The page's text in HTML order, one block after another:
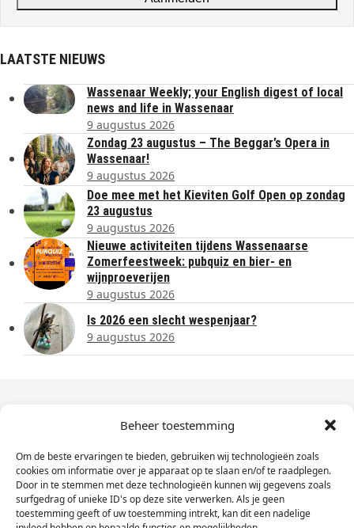
Beheer toestemming
Om de beste ervaringen te bieden, gebruiken wij technologieën zoals
cookies om informatie over je apparaat op te slaan en/of te raadplegen.
Door in te stemmen met deze technologieën kunnen wij gegevens zoals
surfgedrag of unieke ID's op deze site verwerken. Als je geen
toestemming geeft of uw toestemming intrekt, kan dit een nadelige
LAATSTE NIEUWS
Wassenaar Weekly; your English digest of local
news and life in Wassenaar
9 augustus 2026
Zondag 23 augustus – The Beggar’s Opera in
Wassenaar!
9 augustus 2026
Doe mee met het Kieviten Golf Open op zondag
23 augustus
9 augustus 2026
Nieuwe activiteiten tijdens Wassenaarse
Zomerfeestweek: pubquiz en bier- en
wijnproeverijen
9 augustus 2026
Is 2026 een slecht wespenjaar?
9 augustus 2026
Dagelijks het laatste nieuws in je e-mail?
Vul
hier
je
e-